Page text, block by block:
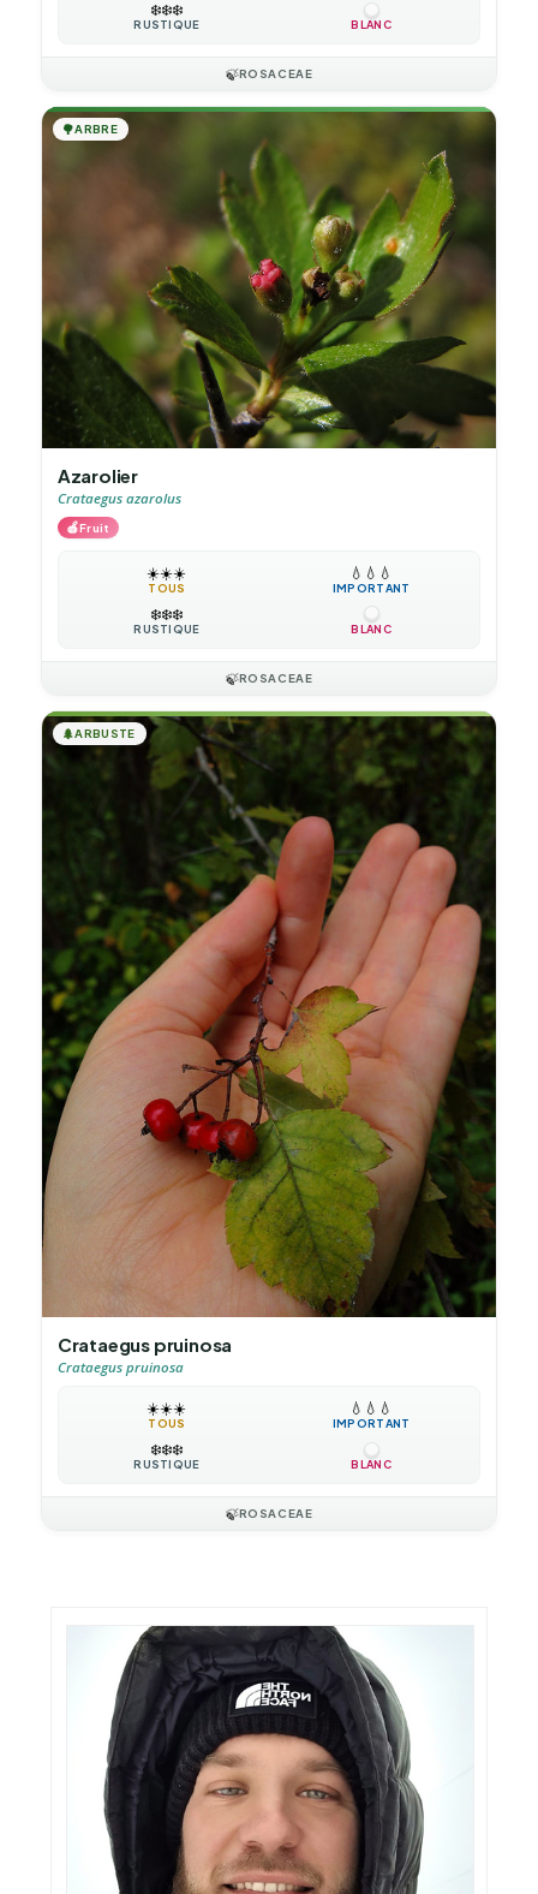
❄️❄️❄️
RUSTIQUE BLANC
🍃ROSACEAE
🌳ARBRE
Azarolier
Crataegus azarolus
🍎Fruit
☀️☀️☀️
TOUS
💧 💧 💧
IMPORTANT
❄️❄️❄️
RUSTIQUE BLANC
🍃ROSACEAE
🌲ARBUSTE
Crataegus pruinosa
Crataegus pruinosa
☀️☀️☀️
TOUS
💧 💧 💧
IMPORTANT
❄️❄️❄️
RUSTIQUE BLANC
🍃ROSACEAE